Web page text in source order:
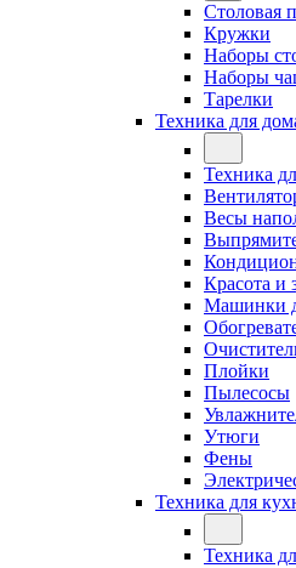
Столовая
Кружки
Наборы
Наборы
Тарелки
Техника для
Техника
Весы
Красота и
Машинки
Плойки
Пылесосы
Утюги
Фены
Техника для
Техника